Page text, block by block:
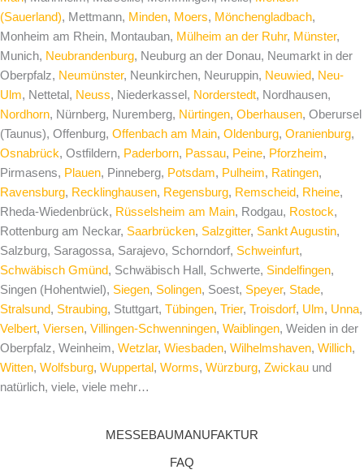
(Sauerland), Mettmann, Minden, Moers, Mönchengladbach,
Monheim am Rhein, Montauban, Mülheim an der Ruhr, Münster,
Munich, Neubrandenburg, Neuburg an der Donau, Neumarkt in der
Oberpfalz, Neumünster, Neunkirchen, Neuruppin, Neuwied, Neu-
Ulm, Nettetal, Neuss, Niederkassel, Norderstedt, Nordhausen,
Nordhorn, Nürnberg, Nuremberg, Nürtingen, Oberhausen, Oberursel
(Taunus), Offenburg, Offenbach am Main, Oldenburg, Oranienburg,
Osnabrück, Ostfildern, Paderborn, Passau, Peine, Pforzheim,
Pirmasens, Plauen, Pinneberg, Potsdam, Pulheim, Ratingen,
Ravensburg, Recklinghausen, Regensburg, Remscheid, Rheine,
Rheda-Wiedenbrück, Rüsselsheim am Main, Rodgau, Rostock,
Rottenburg am Neckar, Saarbrücken, Salzgitter, Sankt Augustin,
Salzburg, Saragossa, Sarajevo, Schorndorf, Schweinfurt,
Schwäbisch Gmünd, Schwäbisch Hall, Schwerte, Sindelfingen,
Singen (Hohentwiel), Siegen, Solingen, Soest, Speyer, Stade,
Stralsund, Straubing, Stuttgart, Tübingen, Trier, Troisdorf, Ulm, Unna,
Velbert, Viersen, Villingen-Schwenningen, Waiblingen, Weiden in der
Oberpfalz, Weinheim, Wetzlar, Wiesbaden, Wilhelmshaven, Willich,
Witten, Wolfsburg, Wuppertal , Worms, Würzburg, Zwickau und
natürlich, viele, viele mehr…
MESSEBAUMANUFAKTUR
FAQ